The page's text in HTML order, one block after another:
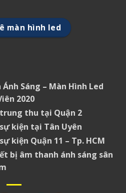
màn hình led
Sáng – Màn Hình Led
2020
thu tại Quận 2
kiện tại Tân Uyên
kiện Quận 11 – Tp. HCM
bị âm thanh ánh sáng sân